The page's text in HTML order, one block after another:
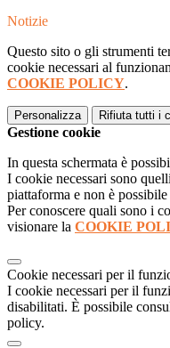
Notizie
Questo sito o gli strumenti
cookie necessari al
COOKIE POLICY.
Personalizza Rifiuta tutti i
Gestione cookie
In questa schermata è
I cookie necessari sono
piattaforma e non è
Per conoscere quali sono i
visionare la COOKIE
Cookie necessari per il
I cookie necessari per il
disabilitati. È possibile
policy.